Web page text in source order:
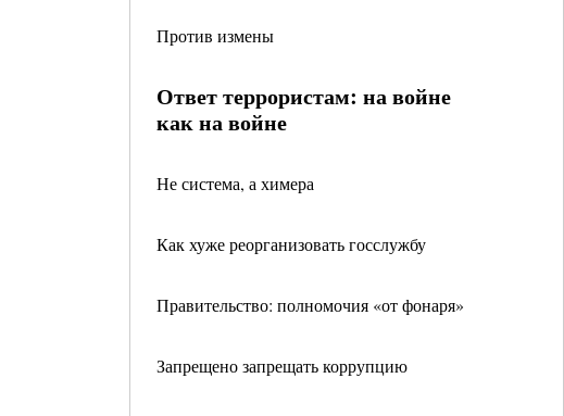
Против измены
Ответ террористам: на войне
как на войне
Не система, а химера
Как хуже реорганизовать госслужбу
Правительство: полномочия «от фонаря»
Запрещено запрещать коррупцию